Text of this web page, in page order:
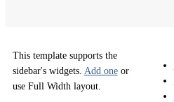
This template supports the
sidebar's widgets. Add oneor
use Full Width layout.